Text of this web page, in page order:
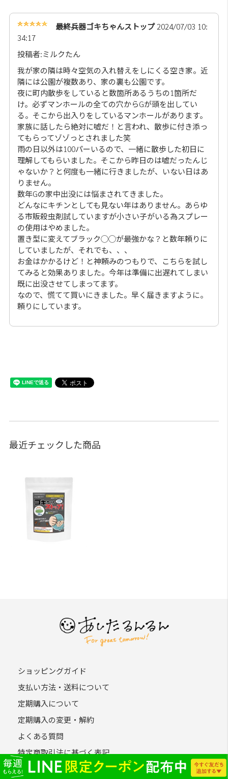
最終兵器ゴキちゃんストップ2024/07/03 10:
34:17
投稿者:ミルクたん
我が家の隣は時々空気の入れ替えをしにくる空き家。近
隣には公園が複数あり、家の裏も公園です。
夜に町内散歩をしていると数箇所あるうちの1箇所だ
け。必ずマンホールの全ての穴からGが頭を出してい
る。そこから出入りをしているマンホールがあります。
家族に話したら絶対に嘘だ！と言われ、散歩に付き添っ
てもらってゾゾっとされました笑
雨の日以外は100パーいるので、一緒に散歩した初日に
理解してもらいました。そこから昨日のは嘘だったんじ
ゃないか？と何度も一緒に行きましたが、いない日はあ
りません。
数年Gの家中出没には悩まされてきました。
どんなにキチンとしても見ない年はありません。あらゆ
る市販殺虫剤試していますが小さい子がいる為スプレー
の使用はやめました。
置き型に変えてブラック◯◯が最強かな？と数年頼りに
していましたが、それでも、、、
お金はかかるけど！と神頼みのつもりで、こちらを試し
てみると効果ありました。今年は準備に出遅れてしまい
既に出没させてしまってます。
なので、慌てて買いにきました。早く届きますように。
頼りにしています。
最近チェックした商品
ショッピングガイド
支払い方法・送料について
定期購入について
定期購入の変更・解約
よくある質問
特定商取引法に基づく表記
プライバシーポリシー